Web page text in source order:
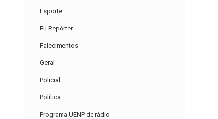
Esporte
Eu Repórter
Falecimentos
Geral
Policial
Política
Programa UENP de rádio